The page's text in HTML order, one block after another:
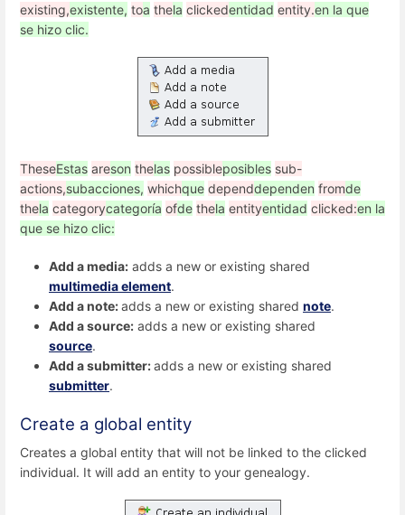
existing,existente, toa thela clickedentidad entity.en la que
se hizo clic.
TheseEstas areson thelas possibleposibles sub-
actions,subacciones, whichque dependdependen fromde
thela categorycategoría ofde thela entityentidad clicked:en la
que se hizo clic:
Add a media: adds a new or existing shared
multimedia element.
Add a note:adds a new or existing shared note.
Add a source: adds a new or existing shared
source.
Add a submitter:adds a new or existing shared
submitter.
Create a global entity
Creates a global entity that will not be linked to the clicked
individual. It will add an entity to your genealogy.